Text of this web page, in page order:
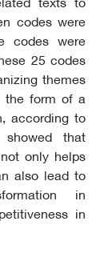
codes were
codes were
25 codes
themes
the form of a
according to
that
only helps
also lead to
in
in